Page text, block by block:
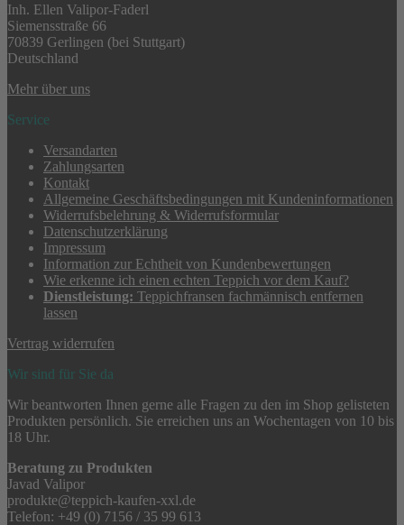
Inh. Ellen Valipor-Faderl
Siemensstraße 66
70839 Gerlingen (bei Stuttgart)
Deutschland
Mehr über uns
Service
Versandarten
Zahlungsarten
Kontakt
Allgemeine Geschäftsbedingungen mit Kundeninformationen
Widerrufsbelehrung & Widerrufsformular
Datenschutzerklärung
Impressum
Information zur Echtheit von Kundenbewertungen
Wie erkenne ich einen echten Teppich vor dem Kauf?
Dienstleistung: Teppichfransen fachmännisch entfernen
lassen
Vertrag widerrufen
Wir sind für Sie da
Wir beantworten Ihnen gerne alle Fragen zu den im Shop gelisteten
Produkten persönlich. Sie erreichen uns an Wochentagen von 10 bis
18 Uhr.
Beratung zu Produkten
Javad Valipor
produkte@teppich-kaufen-xxl.de
Telefon: +49 (0) 7156 / 35 99 613